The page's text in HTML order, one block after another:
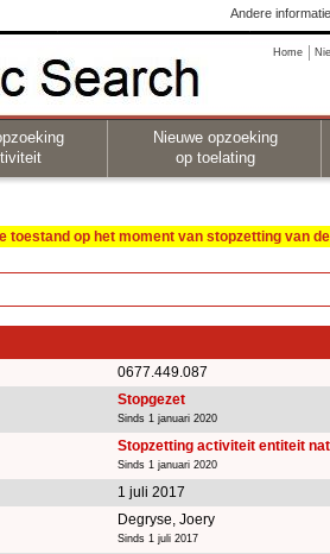
Andere
Home
Nieuwe opzoeking
op toelating
toestand op het moment van stopzetting van
0677.449.087
Stopgezet
Sinds 1 januari 2020
Stopzetting activiteit entiteit
Sinds 1 januari 2020
1 juli 2017
Degryse, Joery
Sinds 1 juli 2017